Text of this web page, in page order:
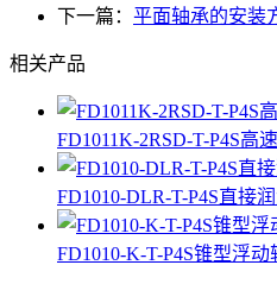
下一篇： 平面轴承的安装
相关产品
FD1011K-2RSD-T-P4S高
FD1010-DLR-T-P4S直接
FD1010-K-T-P4S锥型浮动